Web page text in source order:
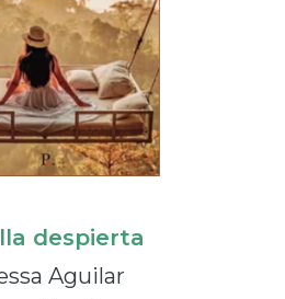
despierta
Aguilar